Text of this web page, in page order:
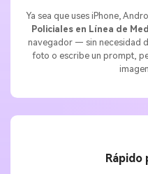
Ya sea que uses iPhone,
Policiales en Línea de
navegador — sin necesidad
foto o escribe un prompt,
Rápido